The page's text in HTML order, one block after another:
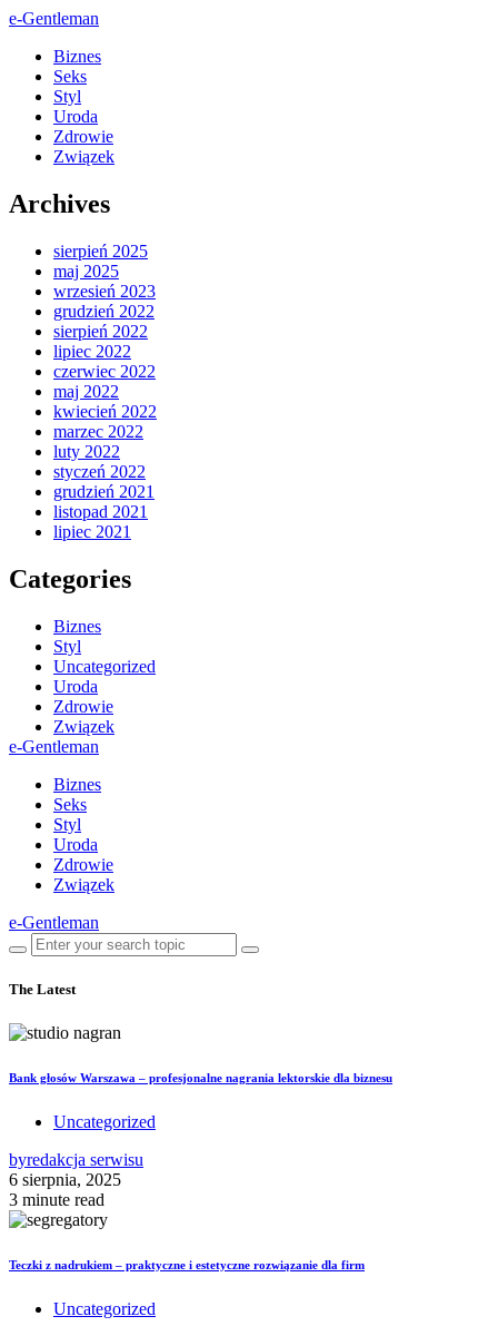
e-Gentleman
Biznes
Seks
Styl
Uroda
Zdrowie
Związek
Archives
sierpień 2025
maj 2025
wrzesień 2023
grudzień 2022
sierpień 2022
lipiec 2022
czerwiec 2022
maj 2022
kwiecień 2022
marzec 2022
luty 2022
styczeń 2022
grudzień 2021
listopad 2021
lipiec 2021
Categories
Biznes
Styl
Uncategorized
Uroda
Zdrowie
Związek
e-Gentleman
Biznes
Seks
Styl
Uroda
Zdrowie
Związek
e-Gentleman
The Latest
Bank głosów Warszawa – profesjonalne nagrania lektorskie dla biznesu
Uncategorized
byredakcja serwisu
6 sierpnia, 2025
3 minute read
Teczki z nadrukiem – praktyczne i estetyczne rozwiązanie dla firm
Uncategorized